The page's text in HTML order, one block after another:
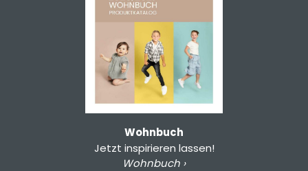
Wohnbuch
Jetzt inspirieren lassen!
Wohnbuch ›